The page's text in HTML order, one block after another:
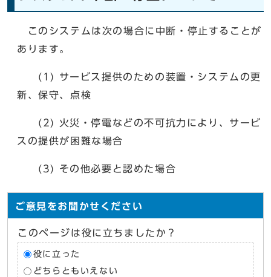
このシステムは次の場合に中断・停止することが
あります。
(1) サービス提供のための装置・システムの更
新、保守、点検
(2) 火災・停電などの不可抗力により、サービ
スの提供が困難な場合
(3) その他必要と認めた場合
ご意見をお聞かせください
このページは役に立ちましたか？
役に立った
どちらともいえない